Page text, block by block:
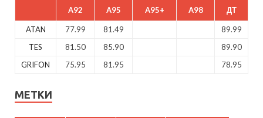
A92 A95 A95+ A98 ДТ
ATAN 77.99 81.49
89.99
TES
81.50 85.90
89.90
GRIFON
75.95 81.95 78.95
МЕТКИ